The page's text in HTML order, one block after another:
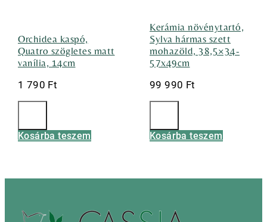
Orchidea kaspó,
Quatro szögletes matt
vanília, 14cm
1 790 Ft
Kosárba teszem
Kerámia növénytartó,
Sylva hármas szett
mohazöld, 38,5×34-
57x49cm
99 990 Ft
Kosárba teszem